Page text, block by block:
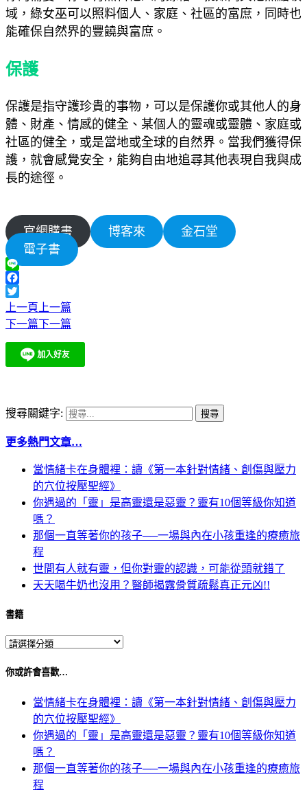
域，綠女巫可以照料個人、家庭、社區的富庶，同時也
能確保自然界的豐饒與富庶。
保護
保護是指守護珍貴的事物，可以是保護你或其他人的身
體、財產、情感的健全、某個人的靈魂或靈體、家庭或
社區的健全，或是當地或全球的自然界。當我們獲得保
護，就會感覺安全，能夠自由地追尋其他表現自我與成
長的途徑。
官網購書 博客來
金石堂
電子書
Line
Facebook
Twitter
上一頁 上一篇
下一篇下一篇
搜尋關鍵字:
更多熱門文章…
當情緒卡在身體裡：讀《第一本針對情緒、創傷與壓力
的穴位按壓聖經》
你遇過的「靈」是高靈還是惡靈？靈有10個等級你知道
嗎？
那個一直等著你的孩子──一場與內在小孩重逢的療癒旅
程
世間有人就有靈，但你對靈的認識，可能從頭就錯了
天天喝牛奶也沒用？醫師揭露骨質疏鬆真正元凶!!
書籍
你或許會喜歡…
當情緒卡在身體裡：讀《第一本針對情緒、創傷與壓力
的穴位按壓聖經》
你遇過的「靈」是高靈還是惡靈？靈有10個等級你知道
嗎？
那個一直等著你的孩子──一場與內在小孩重逢的療癒旅
程